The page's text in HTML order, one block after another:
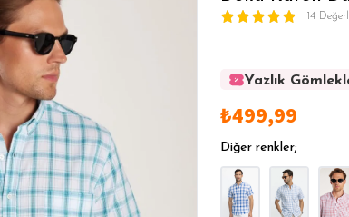
14
Yazlık
Yazlık
Yazlık
Yazlık
₺499,99
Diğer renkler;